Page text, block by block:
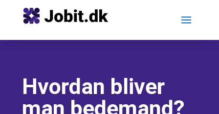
Hvordan bliver
man bedemand?